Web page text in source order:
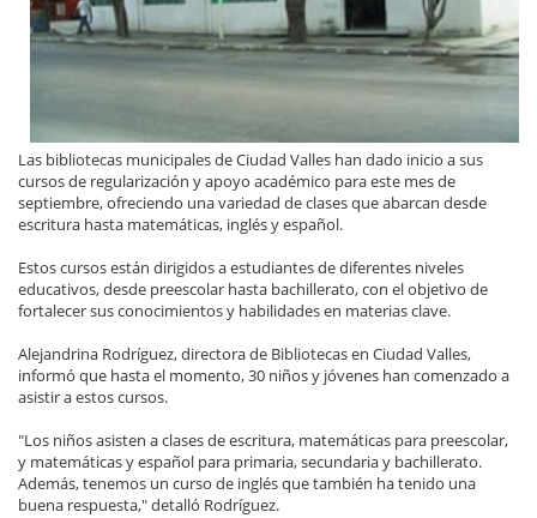
Las bibliotecas municipales de Ciudad Valles han dado inicio a sus
cursos de regularización y apoyo académico para este mes de
septiembre, ofreciendo una variedad de clases que abarcan desde
escritura hasta matemáticas, inglés y español.
Estos cursos están dirigidos a estudiantes de diferentes niveles
educativos, desde preescolar hasta bachillerato, con el objetivo de
fortalecer sus conocimientos y habilidades en materias clave.
Alejandrina Rodríguez, directora de Bibliotecas en Ciudad Valles,
informó que hasta el momento, 30 niños y jóvenes han comenzado a
asistir a estos cursos.
"Los niños asisten a clases de escritura, matemáticas para preescolar,
y matemáticas y español para primaria, secundaria y bachillerato.
Además, tenemos un curso de inglés que también ha tenido una
buena respuesta," detalló Rodríguez.